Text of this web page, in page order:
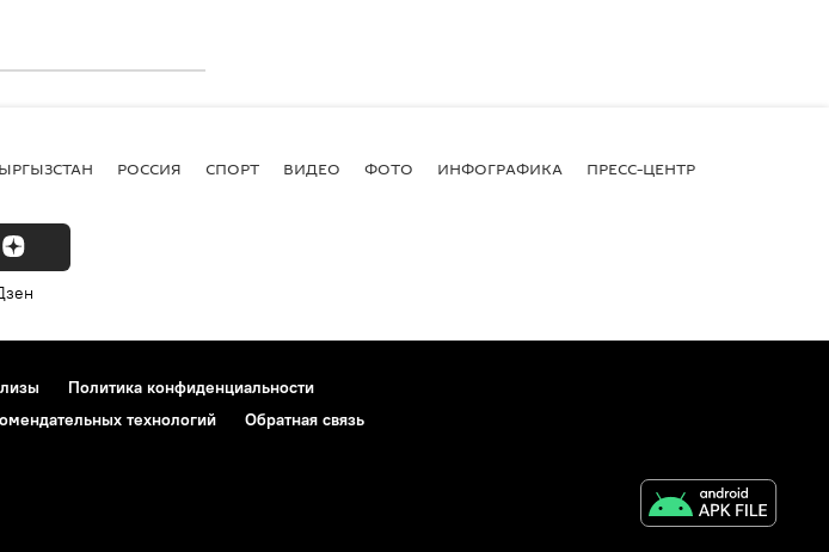
РОССИЯ СПОРТ ВИДЕО ФОТО ИНФОГРАФИКА ПРЕСС-ЦЕНТР
Политика конфиденциальности
технологий Обратная связь